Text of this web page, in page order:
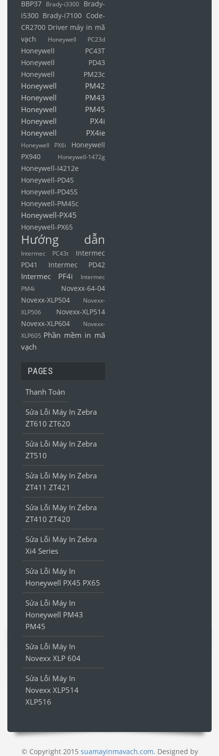
BBP37 Brady-i3300 Brady-
i5300 Brady-i7100 Code-
CR2700 Driver máy in mã
vạch
Honeywell PC23d
Honeywell PC43T
Honeywell PD43
Honeywell PM23c
Honeywell PM42
Honeywell PM43
Honeywell PM45
Honeywell PX4i
Honeywell PX4ie
Honeywell PX6i
Honeywell
PX940
Honeywell-1472g
Honeywell-I4212e
Honeywell-PD45
Honeywell-PD45S
Honeywell-PM45c
Honeywell-PX45
Honeywell-PX65
Hướng dẫn
Intermec PC43t
Intermec
PD41
Intermec PD42
Intermec PF4i
Intermec
PM4i
Novexx-64-04
Novexx-XLP504
Novexx-
XLP506
Novexx-XLP514
Novexx-XLP604
Novexx-
XLP605 Phần mềm in mã
vạch
PAGES
Thanh Toán
Sửa Lỗi Máy In Zebra
ZT610 ZT620
Sửa Lỗi Máy In Zebra
ZT510
Sửa Lỗi Máy In Zebra
ZT411 ZT421
Sửa Lỗi Máy In Zebra
ZT410 ZT420
Sửa Lỗi Máy In Zebra
Xi4 Series
Sửa Lỗi Máy In
Honeywell PX45 PX65
Sửa Lỗi Máy In
Honeywell PM43
PM45
Sửa Lỗi Máy In
Novexx XLP 604
Sửa Lỗi Máy In
Novexx XLP514
XLP516
© Copyright 2015 suamayinmavach.com. Designed by